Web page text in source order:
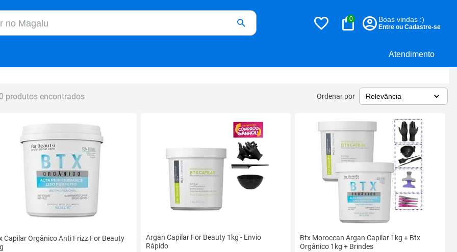
Atendimento
Magalu
0 Boas vindas :)
Entre ou Cadastre-se
produtos encontrados Ordenar por
Capilar Orgânico Anti Frizz For Beauty
Argan Capilar For Beauty 1kg - Envio
Rápido
Btx Moroccan Argan Capilar 1kg + Btx
Orgânico 1kg + Brindes